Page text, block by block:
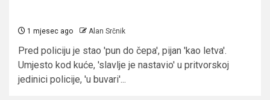
1 mjesec ago Alan Srčnik
Pred policiju je stao 'pun do čepa', pijan 'kao letva'.
Umjesto kod kuće, 'slavlje je nastavio' u pritvorskoj
jedinici policije, 'u buvari'...